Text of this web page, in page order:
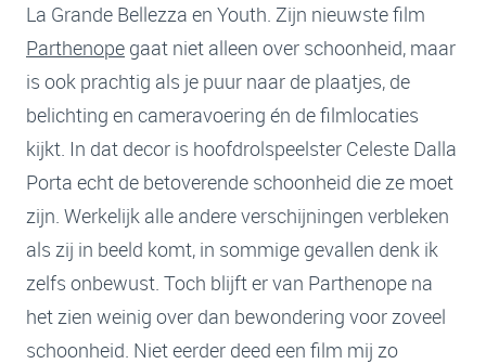
La Grande Bellezza en Youth. Zijn nieuwste film
Parthenope gaat niet alleen over schoonheid, maar
is ook prachtig als je puur naar de plaatjes, de
belichting en cameravoering én de filmlocaties
kijkt. In dat decor is hoofdrolspeelster Celeste Dalla
Porta echt de betoverende schoonheid die ze moet
zijn. Werkelijk alle andere verschijningen verbleken
als zij in beeld komt, in sommige gevallen denk ik
zelfs onbewust. Toch blijft er van Parthenope na
het zien weinig over dan bewondering voor zoveel
schoonheid. Niet eerder deed een film mij zo